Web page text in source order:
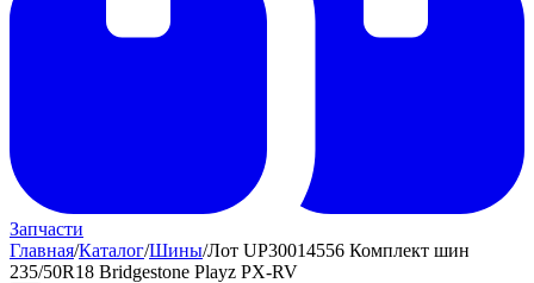
Запчасти
Главная/Каталог/Шины/Лот UP30014556 Комплект шин
235/50R18 Bridgestone Playz PX-RV